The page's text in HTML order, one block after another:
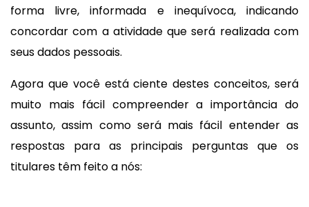
forma livre, informada e inequívoca, indicando
concordar com a atividade que será realizada com
seus dados pessoais.
Agora que você está ciente destes conceitos, será
muito mais fácil compreender a importância do
assunto, assim como será mais fácil entender as
respostas para as principais perguntas que os
titulares têm feito a nós: